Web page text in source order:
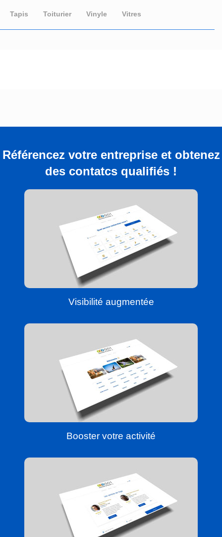
Tapis Toiturier Vinyle Vitres
Référencez votre entreprise et obtenez
des contatcs qualifiés !
Visibilité augmentée
Booster votre activité